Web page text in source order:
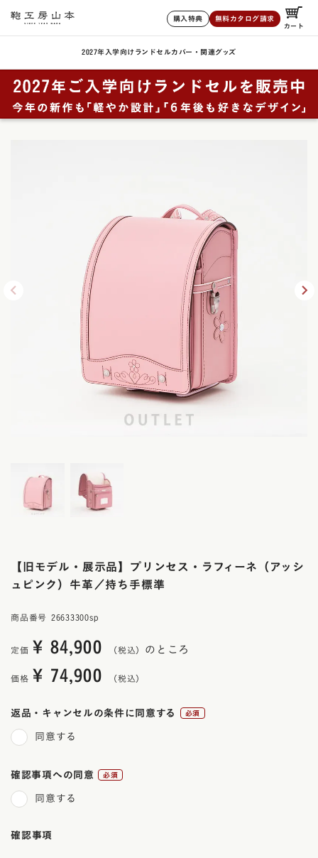
購入特典 無料カタログ請求
カート
2027年入学向けランドセル カバー・関連グッズ
【旧モデル・展示品】プリンセス・ラフィーネ（アッシ
ュピンク）牛革／持ち手標準
商品番号 26633300sp
定価 ¥ 84,900 のところ
価格 ¥ 74,900
返品・キャンセルの条件に同意する
同意する
確認事項への同意
同意する
確認事項